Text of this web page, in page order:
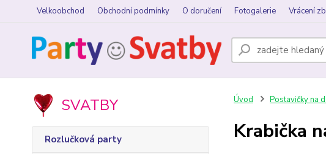
Velkoobchod Obchodní podmínky O doručení Fotogalerie Vrácení
SVATBY
Rozlučková party
Úvod Postavičky na
Krabička